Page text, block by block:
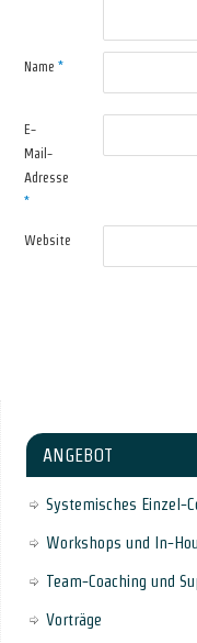
Name *
E-
Mail-
Adresse
*
Website
ANGEBOT
Systemisches Einzel-
Workshops und In-
Team-Coaching und
Vorträge